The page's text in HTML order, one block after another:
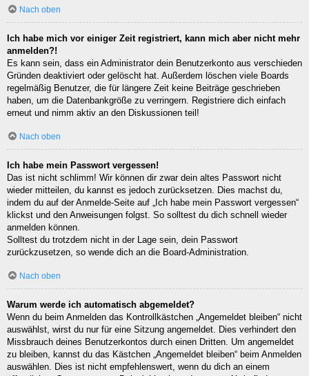
Nach oben
Ich habe mich vor einiger Zeit registriert, kann mich aber nicht mehr
anmelden?!
Es kann sein, dass ein Administrator dein Benutzerkonto aus verschieden
Gründen deaktiviert oder gelöscht hat. Außerdem löschen viele Boards
regelmäßig Benutzer, die für längere Zeit keine Beiträge geschrieben
haben, um die Datenbankgröße zu verringern. Registriere dich einfach
erneut und nimm aktiv an den Diskussionen teil!
Nach oben
Ich habe mein Passwort vergessen!
Das ist nicht schlimm! Wir können dir zwar dein altes Passwort nicht
wieder mitteilen, du kannst es jedoch zurücksetzen. Dies machst du,
indem du auf der Anmelde-Seite auf „Ich habe mein Passwort vergessen“
klickst und den Anweisungen folgst. So solltest du dich schnell wieder
anmelden können.
Solltest du trotzdem nicht in der Lage sein, dein Passwort
zurückzusetzen, so wende dich an die Board-Administration.
Nach oben
Warum werde ich automatisch abgemeldet?
Wenn du beim Anmelden das Kontrollkästchen „Angemeldet bleiben“ nicht
auswählst, wirst du nur für eine Sitzung angemeldet. Dies verhindert den
Missbrauch deines Benutzerkontos durch einen Dritten. Um angemeldet
zu bleiben, kannst du das Kästchen „Angemeldet bleiben“ beim Anmelden
auswählen. Dies ist nicht empfehlenswert, wenn du dich an einem